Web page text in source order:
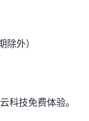
除外）
科技免费体验。